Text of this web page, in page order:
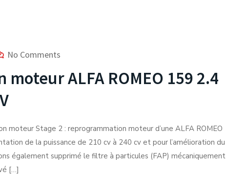
No Comments
ALFA ROMEO 159 2.4
moteur Stage 2 : reprogrammation moteur d’une ALFA ROMEO
de la puissance de 210 cv à 240 cv et pour l’amélioration du
également supprimé le filtre à particules (FAP) mécaniquement
[…]